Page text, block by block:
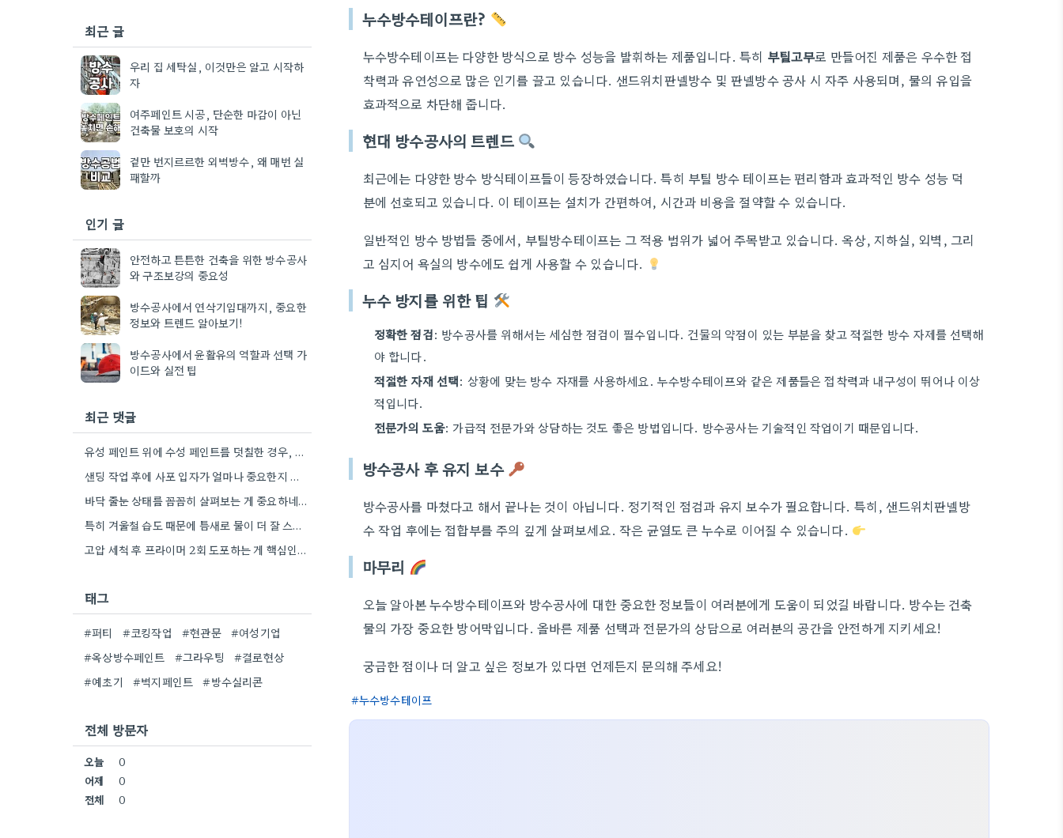
누수방수테이프란?
누수방수테이프는 다양한 방식으로 방수 성능을 발휘하는 제품입니다. 특히 부틸고무로 만들어진 제품은 우수한 접
착력과 유연성으로 많은 인기를 끌고 있습니다. 샌드위치판넬방수 및 판넬방수 공사 시 자주 사용되며, 물의 유입을
효과적으로 차단해 줍니다.
현대 방수공사의 트렌드
최근에는 다양한 방수 방식테이프들이 등장하였습니다. 특히 부틸 방수 테이프는 편리함과 효과적인 방수 성능 덕
분에 선호되고 있습니다. 이 테이프는 설치가 간편하여, 시간과 비용을 절약할 수 있습니다.
일반적인 방수 방법들 중에서, 부틸방수테이프는 그 적용 범위가 넓어 주목받고 있습니다. 옥상, 지하실, 외벽, 그리
고 심지어 욕실의 방수에도 쉽게 사용할 수 있습니다.
누수 방지를 위한 팁
정확한 점검: 방수공사를 위해서는 세심한 점검이 필수입니다. 건물의 약점이 있는 부분을 찾고 적절한 방수 자제를 선택해
야 합니다.
적절한 자재 선택: 상황에 맞는 방수 자재를 사용하세요. 누수방수테이프와 같은 제품들은 접착력과 내구성이 뛰어나 이상
적입니다.
전문가의 도움: 가급적 전문가와 상담하는 것도 좋은 방법입니다. 방수공사는 기술적인 작업이기 때문입니다.
방수공사 후 유지 보수
방수공사를 마쳤다고 해서 끝나는 것이 아닙니다. 정기적인 점검과 유지 보수가 필요합니다. 특히, 샌드위치판넬방
수 작업 후에는 접합부를 주의 깊게 살펴보세요. 작은 균열도 큰 누수로 이어질 수 있습니다.
마무리
오늘 알아본 누수방수테이프와 방수공사에 대한 중요한 정보들이 여러분에게 도움이 되었길 바랍니다. 방수는 건축
물의 가장 중요한 방어막입니다. 올바른 제품 선택과 전문가의 상담으로 여러분의 공간을 안전하게 지키세요!
궁금한 점이나 더 알고 싶은 정보가 있다면 언제든지 문의해 주세요!
누수방수테이프
최근 글
우리 집 세탁실, 이것만은 알고 시작하
자
여주페인트 시공, 단순한 마감이 아닌
건축물 보호의 시작
겉만 번지르르한 외벽방수, 왜 매번 실
패할까
인기 글
안전하고 튼튼한 건축을 위한 방수공사
와 구조보강의 중요성
방수공사에서 연삭기임대까지, 중요한
정보와 트렌드 알아보기!
방수공사에서 윤활유의 역할과 선택 가
이드와 실전 팁
최근 댓글
유성 페인트 위에 수성 페인트를 덧칠한 경우, 2단계 제거가 필수적이라는 점을 강조해야겠네요.
샌딩 작업 후에 사포 입자가 얼마나 중요한지 짚어주셔서 잘 알겠습니다. 특히 얇은 사포를 여러 번…
바닥 줄눈 상태를 꼼꼼히 살펴보는 게 중요하네요. 오래된 아파트라면 줄눈부터 망가지기 쉬울 것 같아요.
특히 겨울철 습도 때문에 틈새로 물이 더 잘 스며드는 것 같아요. 오래된 건물일수록 이런 부분에…
고압 세척 후 프라이머 2회 도포하는 게 핵심인 것 같아요. 벽의 상태에 따라 흡수율이 달라지니까,…
태그
#퍼티 #코킹작업 #현관문
#여성기업
#옥상방수페인트
#그라우팅
#결로현상
#예초기
#벽지페인트 #방수실리콘
전체 방문자
오늘
0
어제
0
전체
0